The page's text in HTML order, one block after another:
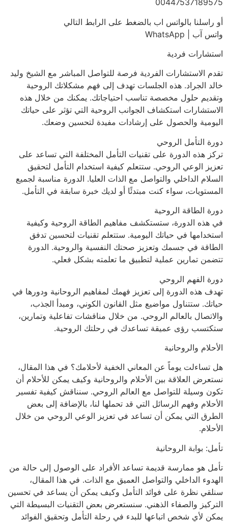
00447537189575
أو راسلنا بالواتس اب بالضغط على الرابط التالي
واتس آب | WhatsApp
استشارات فردية
تقدم الاستشارات الفردية فرصة للتواصل المباشر مع الشيخ وليد
خالد الجراد. هذه الجلسات تهدف إلى فهم مشكلاتك الروحية
وتقديم حلول مخصصة تناسب احتياجاتك. يمكنك من خلال هذه
الاستشارات استكشاف الجوانب الروحية التي تؤثر على حياتك
اليومية والحصول على إرشادات مفيدة لتحسين وضعك.
دورة التأمل الروحي
تركز هذه الدورة على تقنيات التأمل المختلفة التي تساعد على
تعزيز الوعي الروحي. ستتعلم كيفية استخدام التأمل لتحقيق
السلام الداخلي والتواصل مع الذات العليا. الدورة مناسبة لجميع
المستويات، سواء كنت مبتدئًا أو لديك خبرة سابقة في التأمل.
دورة الطاقة الروحية
في هذه الدورة، ستستكشف مفاهيم الطاقة الروحية وكيفية
استخدامها في حياتك اليومية. ستتعلم تقنيات لتحسين تدفق
الطاقة في جسمك وتعزيز صحتك النفسية والروحية. الدورة
تتضمن تمارين عملية لتطبيق ما تعلمته بشكل فعلي.
دورة الفهم الروحي
تهدف هذه الدورة إلى تعزيز فهمك لمفاهيم الروحانية ودورها في
حياتك. ستتناول مواضيع مثل القانون الكوني، ومبدأ الجذب،
والاتصال بالعالم الروحي. من خلال مناقشات تفاعلية وتمارين،
ستكتسب رؤى عميقة تساعدك في رحلتك الروحية.
الأحلام والروحانية
هل تساءلت يوماً عن المعاني الخفية لأحلامك؟ في هذا المقال،
نستعرض العلاقة بين الأحلام والروحانية وكيف يمكن للأحلام أن
تكون وسيلة للتواصل مع العالم الروحي. سنناقش كيفية تفسير
الأحلام وفهم الرسائل التي قد تحملها لنا، بالإضافة إلى بعض
الطرق التي يمكن أن تساعد في تعزيز الوعي الروحي من خلال
الأحلام.
تأمل: بوابة الروحانية
تأمل هو ممارسة قديمة تساعد الأفراد على الوصول إلى حالة من
الهدوء الداخلي والتواصل العميق مع الذات. في هذا المقال،
سنلقي نظرة على فوائد التأمل وكيف يمكن أن يساعد في تحسين
التركيز والصفاء الذهني. سنستعرض بعض التقنيات البسيطة التي
يمكن لأي شخص اتباعها للبدء في رحلة التأمل وتحقيق الفوائد